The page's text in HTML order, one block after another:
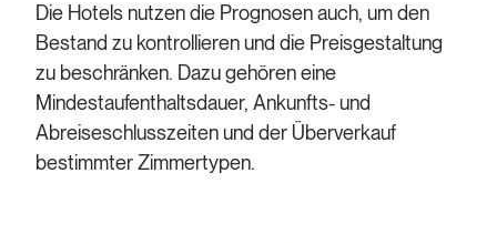
Die Hotels nutzen die Prognosen auch, um den
Bestand zu kontrollieren und die Preisgestaltung
zu beschränken. Dazu gehören eine
Mindestaufenthaltsdauer, Ankunfts- und
Abreiseschlusszeiten und der Überverkauf
bestimmter Zimmertypen.